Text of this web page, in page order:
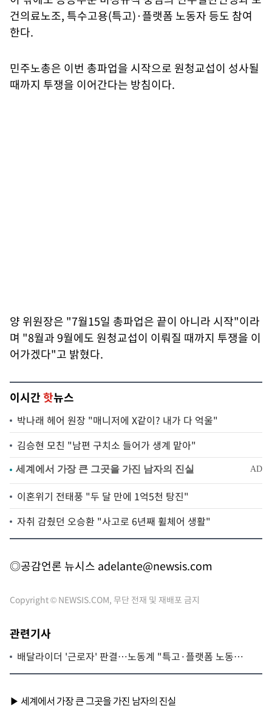
건의료노조, 특수고용(특고)·플랫폼 노동자 등도 참여
한다.
민주노총은 이번 총파업을 시작으로 원청교섭이 성사될
때까지 투쟁을 이어간다는 방침이다.
양 위원장은 "7월15일 총파업은 끝이 아니라 시작"이라
며 "8월과 9월에도 원청교섭이 이뤄질 때까지 투쟁을 이
어가겠다"고 밝혔다.
이시간핫뉴스
박나래 헤어 원장 "매니저에 X같이? 내가 다 억울"
김승현 모친 "남편 구치소 들어가 생계 맡아"
이혼위기 전태풍 "두 달 만에 1억5천 탕진"
자취 감췄던 오승환 "사고로 6년째 휠체어 생활"
◎공감언론 뉴시스 adelante@newsis.com
Copyright © NEWSIS.COM, 무단 전재 및 재배포 금지
관련기사
배달라이더 '근로자' 판결…노동계 "특고·플랫폼 노동자
제도 시급"(종합)